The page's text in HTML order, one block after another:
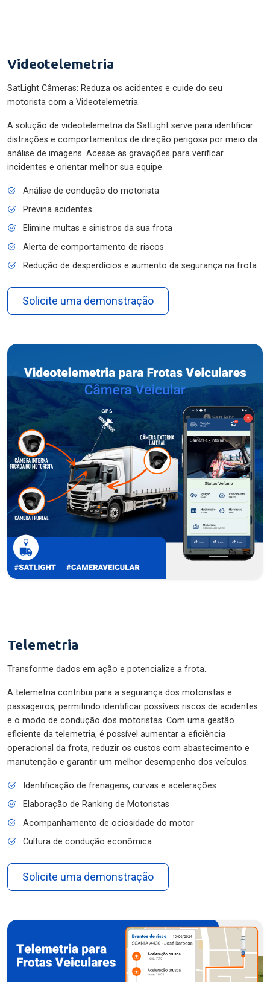
Videotelemetria
SatLight Câmeras: Reduza os acidentes e cuide do seu
motorista com a Videotelemetria.
A solução de videotelemetria da SatLight serve para identificar
distrações e comportamentos de direção perigosa por meio da
análise de imagens. Acesse as gravações para verificar
incidentes e orientar melhor sua equipe.
Análise de condução do motorista
Previna acidentes
Elimine multas e sinistros da sua frota
Alerta de comportamento de riscos
Redução de desperdícios e aumento da segurança na frota
Solicite uma demonstração
Telemetria
Transforme dados em ação e potencialize a frota.
A telemetria contribui para a segurança dos motoristas e
passageiros, permitindo identificar possíveis riscos de acidentes
e o modo de condução dos motoristas. Com uma gestão
eficiente da telemetria, é possível aumentar a eficiência
operacional da frota, reduzir os custos com abastecimento e
manutenção e garantir um melhor desempenho dos veículos.
Identificação de frenagens, curvas e acelerações
Elaboração de Ranking de Motoristas
Acompanhamento de ociosidade do motor
Cultura de condução econômica
Solicite uma demonstração